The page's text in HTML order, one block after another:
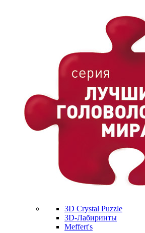
3D Crystal Puzzle
3D-Лабиринты
Meffert's